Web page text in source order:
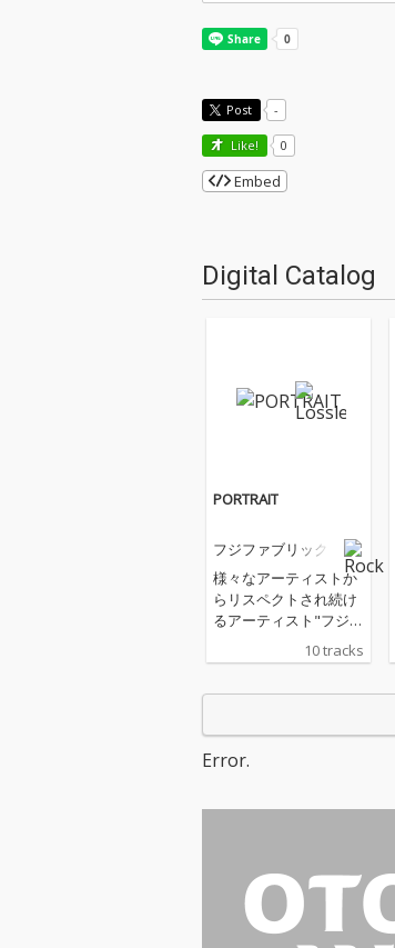
Post -
Like! 0
Embed
Digital Catalog
PORTRAIT
フジファブリック
様々なアーティストか
らリスペクトされ続け
るアーティスト"フジフ
ァブリック"。 2月から
は3作連続の配信限定S
ションも話題を呼ん
アニメ『新しい上司は
にデビュー20周年を迎
える事を記念し、約3
年ぶりにフルアルバム
をリリース。
10 tracks
Error.